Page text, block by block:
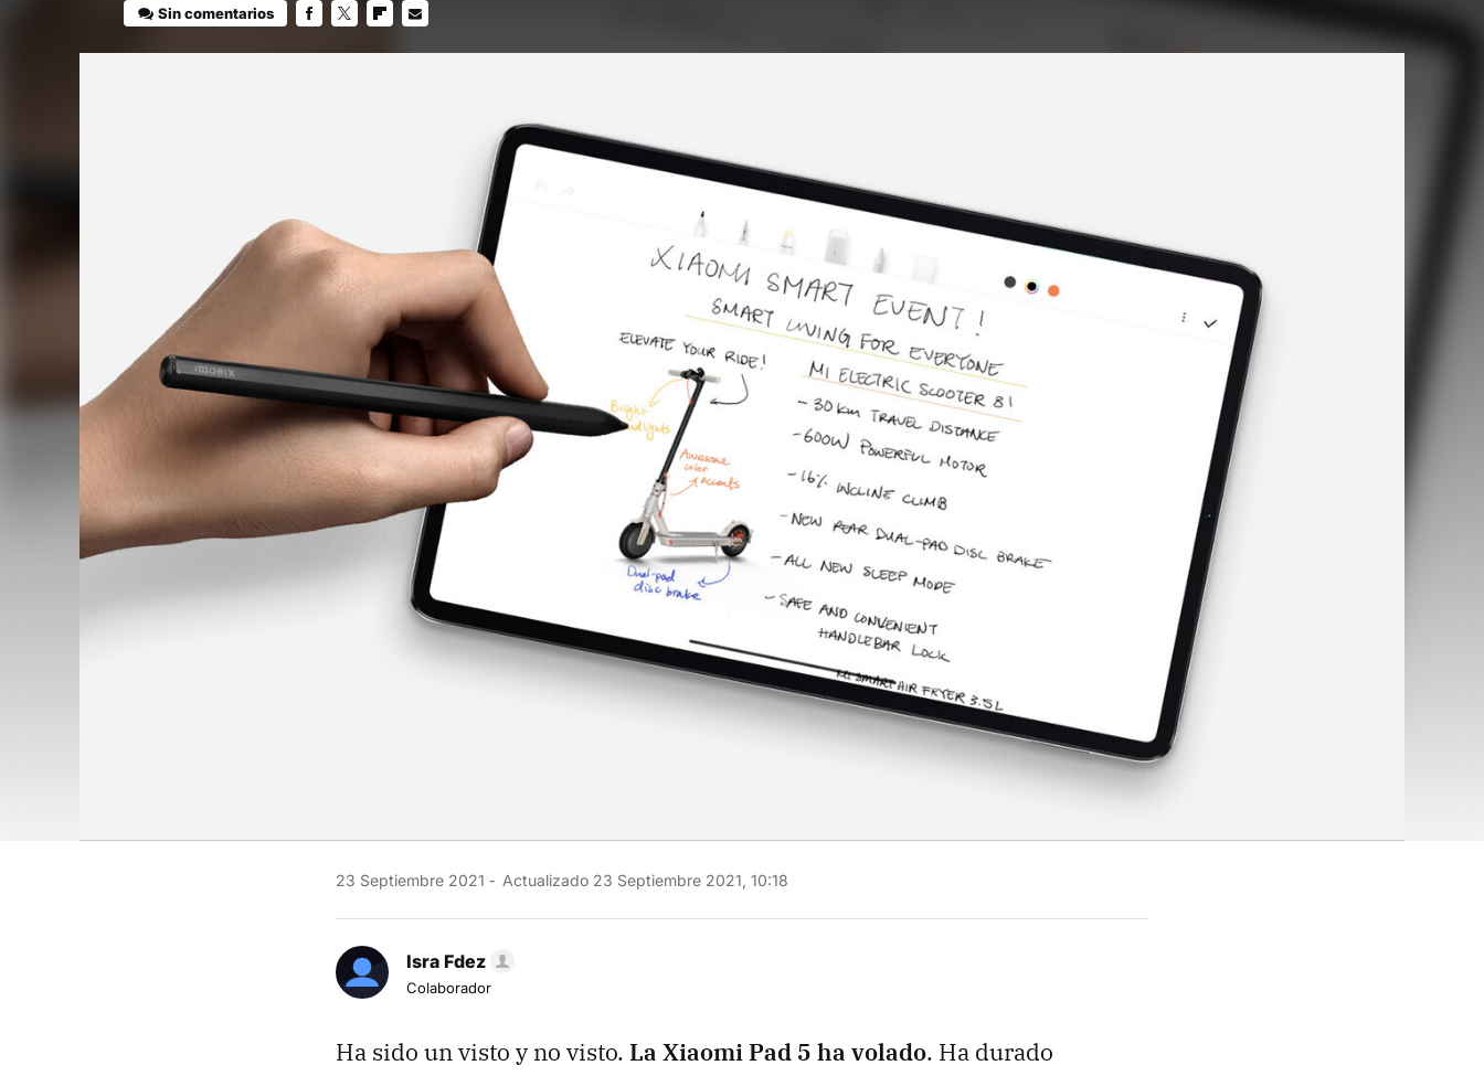
Sin comentarios
23 Septiembre 2021 Actualizado 23 Septiembre 2021, 10:18
Isra Fdez
Colaborador
Ha sido un visto y no visto. La Xiaomi Pad 5 ha volado. Ha durado